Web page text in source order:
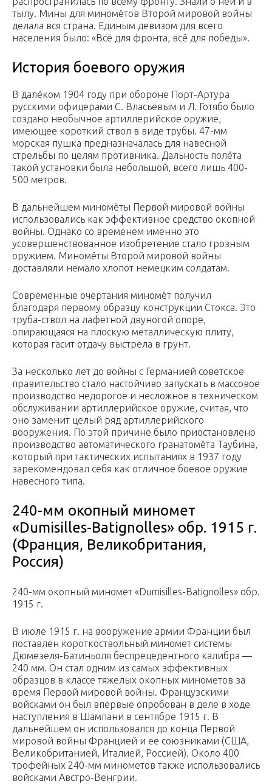
тылу. Мины для миномётов Второй мировой войны
делала вся страна. Единым девизом для всего
населения было: «Всё для фронта, всё для победы».
История боевого оружия
В далёком 1904 году при обороне Порт-Артура
русскими офицерами С. Власьевым и Л. Готябо было
создано необычное артиллерийское оружие,
имеющее короткий ствол в виде трубы. 47-мм
морская пушка предназначалась для навесной
стрельбы по целям противника. Дальность полёта
такой установки была небольшой, всего лишь 400-
500 метров.
В дальнейшем миномёты Первой мировой войны
использовались как эффективное средство окопной
войны. Однако со временем именно это
усовершенствованное изобретение стало грозным
оружием. Миномёты Второй мировой войны
доставляли немало хлопот немецким солдатам.
Современные очертания миномёт получил
благодаря первому образцу конструкции Стокса. Это
труба-ствол на лафетной двуногой опоре,
опирающаяся на плоскую металлическую плиту,
которая гасит отдачу выстрела в грунт.
За несколько лет до войны с Германией советское
правительство стало настойчиво запускать в массовое
производство недорогое и несложное в техническом
обслуживании артиллерийское оружие, считая, что
оно заменит целый ряд артиллерийского
вооружения. По этой причине было приостановлено
производство автоматического гранатомёта Таубина,
который при тактических испытаниях в 1937 году
зарекомендовал себя как отличное боевое оружие
навесного типа.
240-мм окопный миномет
«Dumisilles-Batignolles» обр. 1915 г.
(Франция, Великобритания,
Россия)
240-мм окопный миномет «Dumisilles-Batignolles» обр.
1915 г.
В июле 1915 г. на вооружение армии Франции был
поставлен короткоствольный миномет системы
Дюмезеля-Батиньоля беспрецедентного калибра —
240 мм. Он стал одним из самых эффективных
образцов в классе тяжелых окопных минометов за
время Первой мировой войны. Французскими
войсками он был впервые опробован в деле в ходе
наступления в Шампани в сентябре 1915 г. В
дальнейшем он использовался до конца Первой
мировой войны Францией и ее союзниками (США,
Великобританией, Италией, Россией). Около 400
трофейных 240-мм минометов также использовались
войсками Австро-Венгрии.